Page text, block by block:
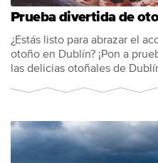
Prueba divertida de
¿Estás listo para abrazar el
otoño en Dublín? ¡Pon a
las delicias otoñales de